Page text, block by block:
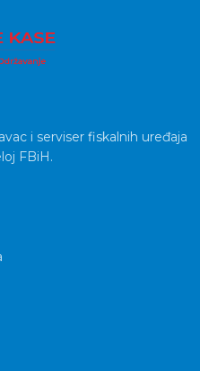
i serviser fiskalnih uređaja
FBiH.